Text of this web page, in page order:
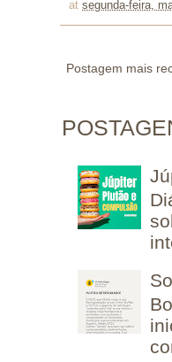
at segunda-feira,
Postagem mais